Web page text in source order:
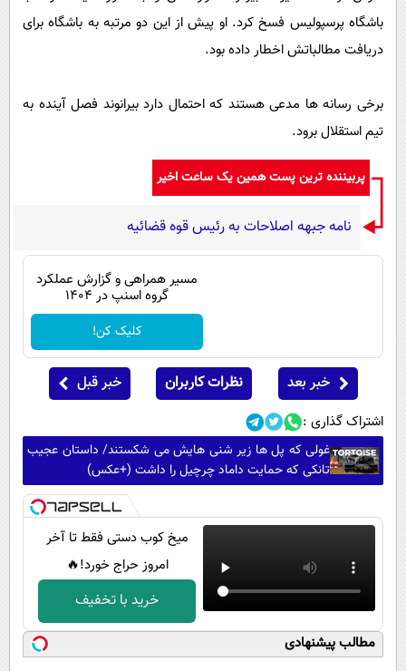
حوادث
سلامت
اجتماعی
سیاست خارجی
پیامک
دانلود
باشگاه پرسپولیس فسخ کرد. او پیش از این دو مرتبه به باشگاه برای
دریافت مطالباتش اخطار داده بود.
برخی رسانه ها مدعی هستند که احتمال دارد بیرانوند فصل آینده به
تیم استقلال برود.
پربیننده ترین پست همین یک ساعت اخیر
نامه جبهه اصلاحات به رئیس قوه قضائیه
مسیر همراهی و گزارش عملکرد
گروه اسنپ در ۱۴۰۴
کلیک کن!
خبر بعد نظرات کاربران خبر قبل
اشتراک گذاری :
غولی که پل ها زیر شنی هایش می شکستند/ داستان عجیب
تانکی که حمایت داماد چرچیل را داشت (+عکس)
میخ کوب دستی فقط تا آخر
امروز حراج خورد!🔥
خرید با تخفیف
مطالب پیشنهادی